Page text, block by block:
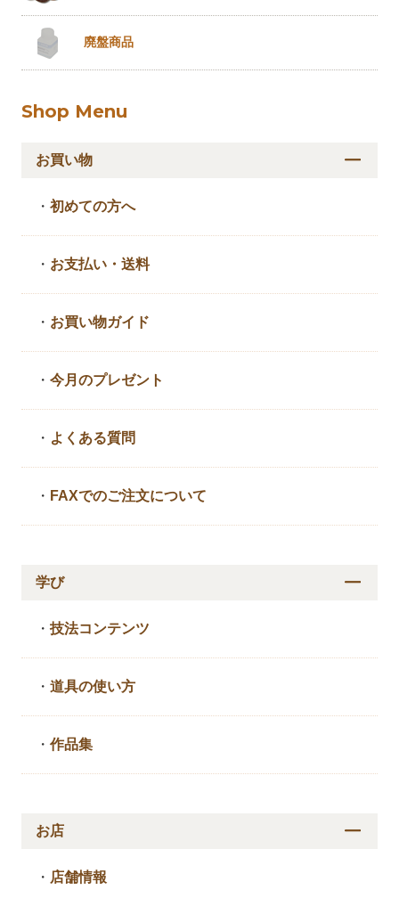
廃盤商品
Shop Menu
お買い物
・初めての方へ
・ お支払い・送料
・ お買い物ガイド
・今月のプレゼント
・ よくある質問
・ FAXでのご注文について
学び
・技法コンテンツ
・道具の使い方
・作品集
お店
・ 店舗情報